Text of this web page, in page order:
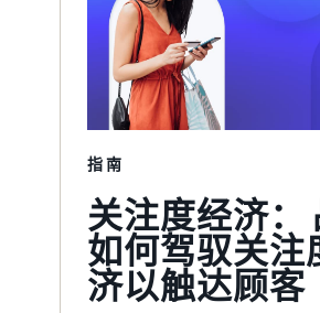
指南
关注度经济：
如何驾驭关注
济以触达顾客